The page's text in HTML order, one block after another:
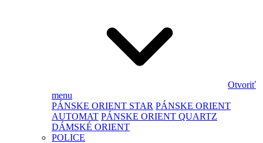
Otvoriť
menu
PÁNSKE ORIENT STAR PÁNSKE ORIENT
AUTOMAT PÁNSKE ORIENT QUARTZ
DÁMSKÉ ORIENT
POLICE